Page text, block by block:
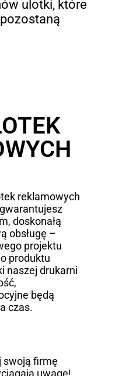
ulotki, które
reklamowych
doskonałą
obsługę –
projektu
produktu
naszej drukarni
będą
czas.
swoją firmę
uwagę!